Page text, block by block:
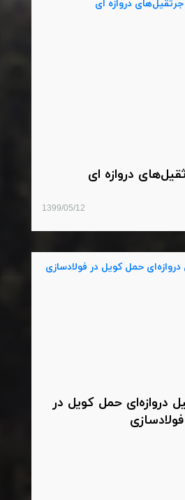
دروازه ای
1399/05/12
دروازه‌ای حمل کویل در
فولادسازی